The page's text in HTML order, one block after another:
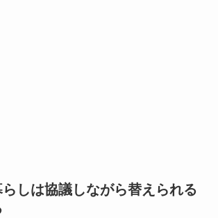
しは協議しながら替えられる